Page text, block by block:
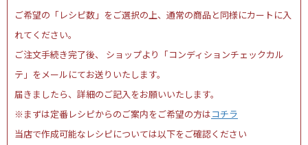
ご希望の「レシピ数」をご選択の上、通常の商品と同様にカートに入
れてください。
ご注文手続き完了後、 ショップより「コンディションチェックカル
テ」をメールにてお送りいたします。
届きましたら、詳細のご記入をお願いいたします。
※まずは定番レシピからのご案内をご希望の方はコチラ
当店で作成可能なレシピについては以下をご確認ください